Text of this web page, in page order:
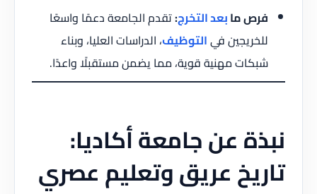
فرص مابعد التخرج:تقدم الجامعة دعمًا واسعًا
للخريجين فيالتوظيف، الدراسات العليا، وبناء
شبكات مهنية قوية، مما يضمن مستقبلًا واعدًا.
نبذة عن جامعة أكاديا:
تاريخ عريق وتعليم عصري